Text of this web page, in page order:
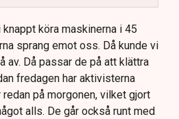
står maktlös inför
av illegal aktivism.
köra maskinerna i 45
sprang emot oss. Då kunde vi
av. Då passar de på att klättra
fredagen har aktivisterna
på morgonen, vilket gjort
alls. De går också runt med